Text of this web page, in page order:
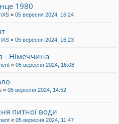
1980
« 05 вересня 2024, 16:24
« 05 вересня 2024, 16:23
- Німеччина
« 05 вересня 2024, 16:08
« 05 вересня 2024, 14:52
питної води
« 05 вересня 2024, 11:47